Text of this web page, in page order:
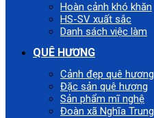
Hoàn cảnh khó khăn
HS-SV xuất sắc
Danh sách việc làm
QUÊ HƯƠNG
Cảnh đẹp quê hương
Đặc sản quê hương
Sản phẩm mĩ nghệ
Đoàn xã Nghĩa Trung